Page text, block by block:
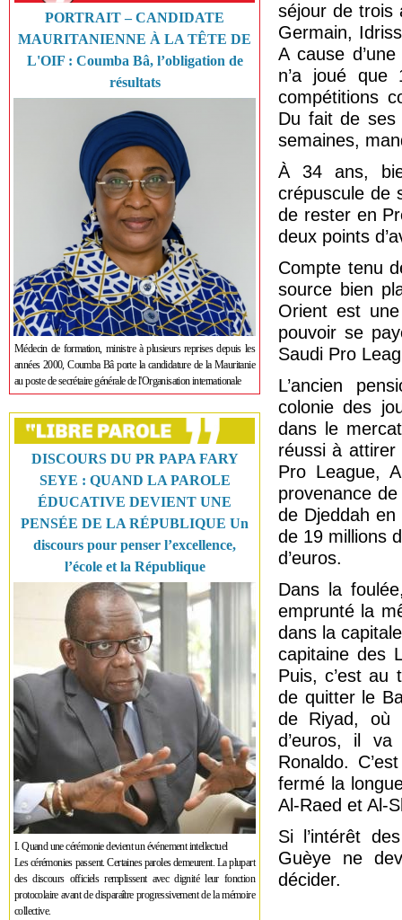
PORTRAIT – CANDIDATE
MAURITANIENNE À LA TÊTE DE
L'OIF : Coumba Bâ, l’obligation de
résultats
Médecin de formation, ministre à plusieurs reprises depuis les
années 2000, Coumba Bâ porte la candidature de la Mauritanie
au poste de secrétaire générale de l'Organisation internationale
DISCOURS DU PR PAPA FARY
SEYE : QUAND LA PAROLE
ÉDUCATIVE DEVIENT UNE
PENSÉE DE LA RÉPUBLIQUE Un
discours pour penser l’excellence,
l’école et la République
I. Quand une cérémonie devient un événement intellectuel
Les cérémonies passent. Certaines paroles demeurent. La plupart
des discours officiels remplissent avec dignité leur fonction
protocolaire avant de disparaître progressivement de la mémoire
collective.
séjour de trois
Germain,
A cause
n’a joué que
compétitions
Du fait de ses
semaines,
À 34 ans,
crépuscule de
de rester en
deux points
Compte tenu
source bien
Orient est une
pouvoir se
Saudi Pro
L’ancien
colonie des
dans le
réussi à attirer
Pro League,
provenance
de Djeddah
de 19 millions
d’euros.
Dans la
emprunté la
dans la
capitaine des
Puis, c’est au
de quitter le
de Riyad, où
d’euros, il
Ronaldo.
fermé la
Al-Raed et Al-
Si l’intérêt
Guèye ne
décider.